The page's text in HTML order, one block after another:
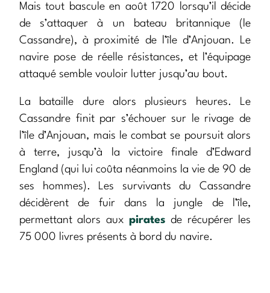
Mais tout bascule en août 1720 lorsqu’il décide
de s’attaquer à un bateau britannique (le
Cassandre), à proximité de l’île d’Anjouan. Le
navire pose de réelle résistances, et l’équipage
attaqué semble vouloir lutter jusqu’au bout.
La bataille dure alors plusieurs heures. Le
Cassandre finit par s’échouer sur le rivage de
l’île d’Anjouan, mais le combat se poursuit alors
à terre, jusqu’à la victoire finale d’Edward
England (qui lui coûta néanmoins la vie de 90 de
ses hommes). Les survivants du Cassandre
décidèrent de fuir dans la jungle de l’île,
permettant alors aux pirates de récupérer les
75 000 livres présents à bord du navire.